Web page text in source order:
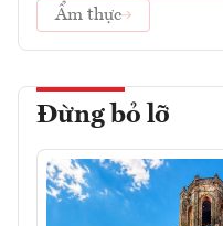
Ẩm thực
Đừng bỏ lỡ